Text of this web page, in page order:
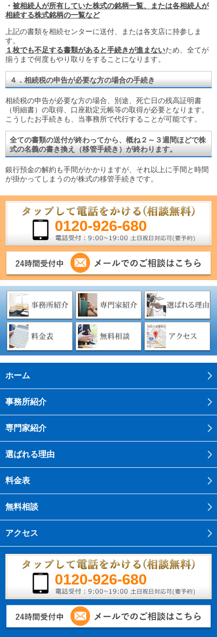
・被相続人が所有していた株式の銘柄一覧、または各相続人が
相続する株式銘柄の一覧など
上記の書類を相続センターに送付、または各支店に持参しま
す。
１枚でも不足する書類があると手続きが進まないため、全てが
揃うまで何度もやり取りをすることになります。
４．相続税の申告が必要な方の場合の手続き
相続税の申告が必要な方の場合、別途、死亡日の残高証明書
（明細書）の取得、口座勘定元帳等の取得が必要となります。
こうしたお手続きも、当事務所で代行することが可能です。
全ての書類の送付が終わってから、概ね２～３週間ほどで株
式の名義の書き換え（移管手続き）が終わります。
銀行預金の解約も手間がかかりますが、それ以上に手間と時間
が掛かってしまうのが株式の移管手続きです。
0120-926-680
ホーム
事務所紹介
専門家紹介
選ばれる理由
料金表
無料相談
アクセス
0120-926-680